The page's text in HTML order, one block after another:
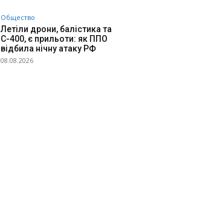
Общество
Летіли дрони, балістика та
С-400, є прильоти: як ППО
відбила нічну атаку РФ
08.08.2026